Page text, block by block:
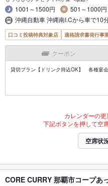
1001～1500円
501～1000円
沖縄自動車 沖縄南I.Cから車で10
口コミ投稿特典対象店 適格請求書発行事
クーポン
貸切プラン【ドリンク持込OK】 各種宴会
カレンダーの更
下記ボタンを押して空
空席状
CORE CURRY 那覇市コープあ